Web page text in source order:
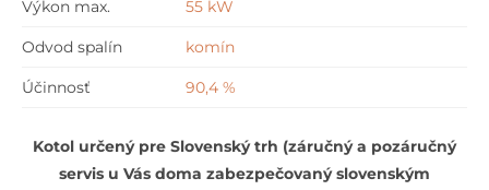
Výkon max. 55 kW
Odvod spalín komín
Účinnosť 90,4 %
Kotol určený pre Slovenský trh (záručný a pozáručný
servis u Vás doma zabezpečovaný slovenským